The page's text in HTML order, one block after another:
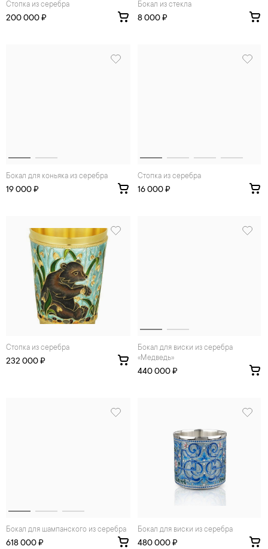
Стопка из серебра
200 000 ₽
Бокал из стекла
8 000 ₽
Бокал для коньяка из серебра
19 000 ₽
Стопка из серебра
16 000 ₽
Стопка из серебра
232 000 ₽
Бокал для виски из серебра
«Медведь»
440 000 ₽
Бокал для шампанского из серебра
618 000 ₽
Бокал для виски из серебра
480 000 ₽